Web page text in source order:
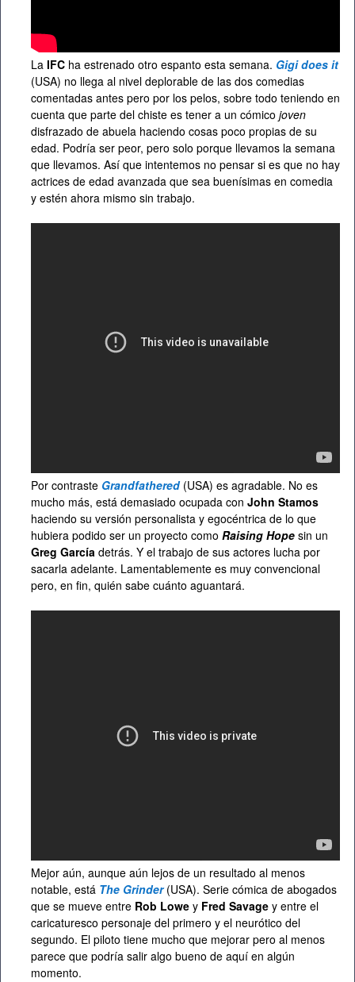
La IFC ha estrenado otro espanto esta semana. Gigi does it
(USA) no llega al nivel deplorable de las dos comedias
comentadas antes pero por los pelos, sobre todo teniendo en
cuenta que parte del chiste es tener a un cómico joven
disfrazado de abuela haciendo cosas poco propias de su
edad. Podría ser peor, pero solo porque llevamos la semana
que llevamos. Así que intentemos no pensar si es que no hay
actrices de edad avanzada que sea buenísimas en comedia
y estén ahora mismo sin trabajo.
Por contraste Grandfathered (USA) es agradable. No es
mucho más, está demasiado ocupada con John Stamos
haciendo su versión personalista y egocéntrica de lo que
hubiera podido ser un proyecto como Raising Hope sin un
Greg García detrás. Y el trabajo de sus actores lucha por
sacarla adelante. Lamentablemente es muy convencional
pero, en fin, quién sabe cuánto aguantará.
Mejor aún, aunque aún lejos de un resultado al menos
notable, está The Grinder(USA). Serie cómica de abogados
que se mueve entre Rob Lowe y Fred Savage y entre el
caricaturesco personaje del primero y el neurótico del
segundo. El piloto tiene mucho que mejorar pero al menos
parece que podría salir algo bueno de aquí en algún
momento.